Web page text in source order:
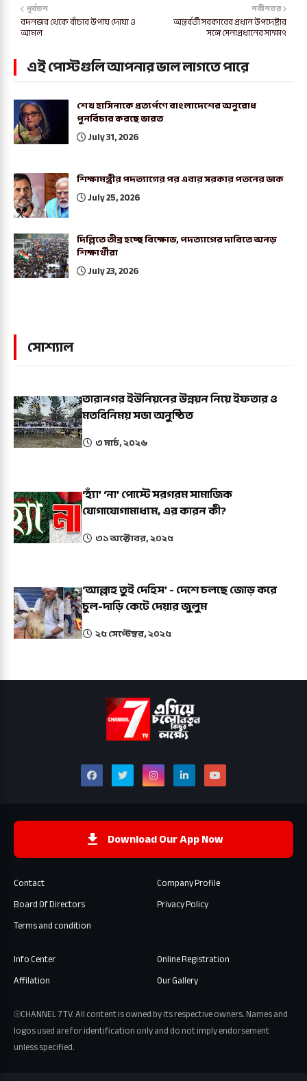
নবীনতর
অন্তর্বর্তী সরকারের প্রধান উপদেষ্টার
সঙ্গে সেনাপ্রধানের সাক্ষাৎ
পূর্বতন
বদনজর থেকে বাঁচার উপায় দোয়া ও
আমল
এই পোস্টগুলি আপনার ভাল লাগতে পারে
শেখ হাসিনাকে প্রত্যর্পণে বাংলাদেশের অনুরোধ
পুনর্বিচার করছে ভারত
July 31, 2026
শিক্ষামন্ত্রীর পদত্যাগের পর এবার সরকার পতনের ডাক
July 25, 2026
দিল্লিতে তীব্র হচ্ছে বিক্ষোভ, পদত্যাগের দাবিতে অনড়
শিক্ষার্থীরা
July 23, 2026
সোশ্যাল
তারানগর ইউনিয়নের উন্নয়ন নিয়ে ইফতার ও
মতবিনিময় সভা অনুষ্ঠিত
৩ মার্চ, ২০২৬
‘হ্যাঁ’ ‘না’ পোস্টে সরগরম সামাজিক
যোগাযোগামাধ্যম, এর কারন কী?
৩১ অক্টোবর, ২০২৫
‘আল্লাহ তুই দেহিস’ - দেশে চলছে জোড় করে
চুল-দাড়ি কেটে দেয়ার জুলুম
২৫ সেপ্টেম্বর, ২০২৫
Download Our App Now
Contact
Company Profile
Board Of Directors
Privacy Policy
Terms and condition
Info Center
Online Registration
Affilation
Our Gallery
⦾CHANNEL 7 TV. All content is owned by its respective owners. Names and
logos used are for identification only and do not imply endorsement
unless specified.